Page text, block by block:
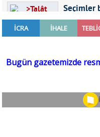
Seçimler
Talât
Sezgin